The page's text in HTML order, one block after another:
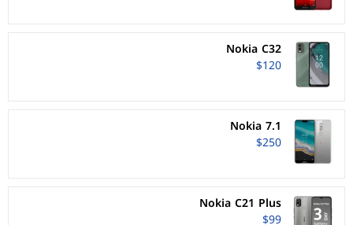
Nokia C32
$120
Nokia 7.1
$250
Nokia C21 Plus
$99